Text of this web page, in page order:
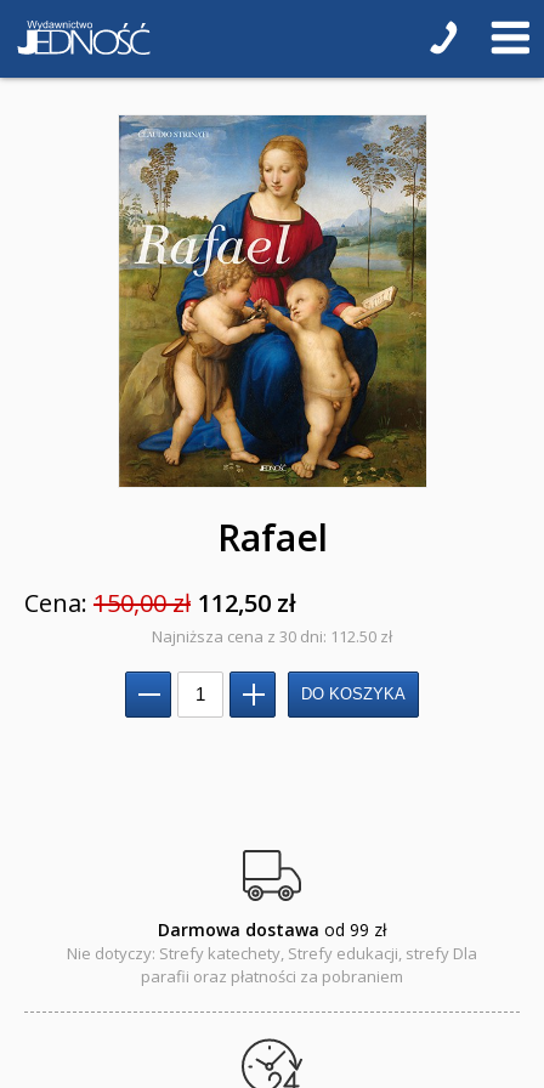
Pomoce dydaktyczne
Naklejki
Promocje
QUIZY I ŁAMIGŁÓWKI NA WAKACJE -35%
PROMOCJA ZESTAWY STARTOWE KAKADU
WYPRZEDAŻ
RELIGIJNE
PORADNIKI
Rafael
Cena: 150,00 zł 112,50 zł
Najniższa cena z 30 dni: 112.50 zł
Darmowa dostawa od 99 zł
Nie dotyczy: Strefy katechety, Strefy edukacji, strefy Dla
parafii oraz płatności za pobraniem